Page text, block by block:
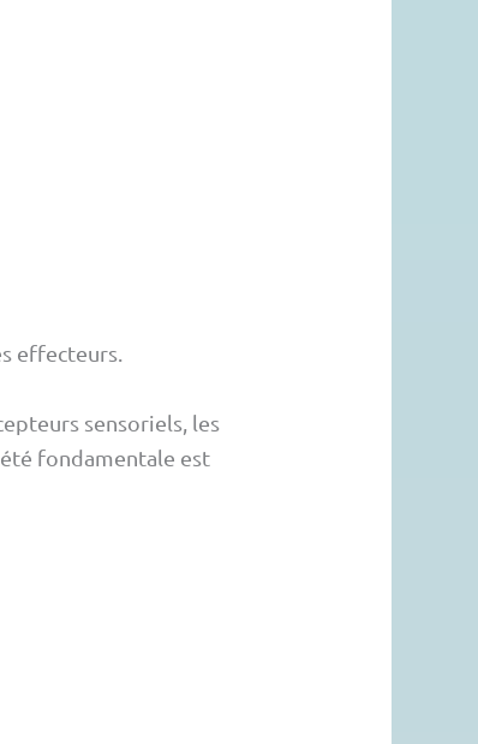
effecteurs.
sensoriels, les
fondamentale est